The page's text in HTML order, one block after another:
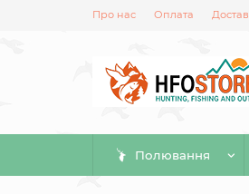
Про нас Оплата
Полювання